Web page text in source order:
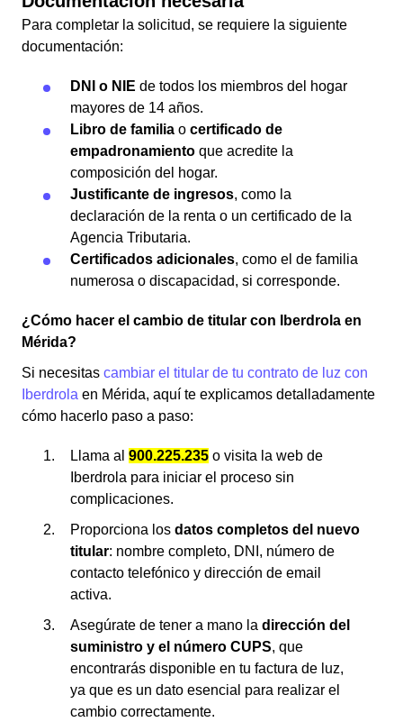
Para completar la solicitud, se requiere la siguiente
documentación:
DNI o NIE de todos los miembros del hogar
mayores de 14 años.
Libro de familia o certificado de
empadronamiento que acredite la
composición del hogar.
Justificante de ingresos, como la
declaración de la renta o un certificado de la
Agencia Tributaria.
Certificados adicionales, como el de familia
numerosa o discapacidad, si corresponde.
¿Cómo hacer el cambio de titular con Iberdrola en
Mérida?
Si necesitas cambiar el titular de tu contrato de luz con
Iberdrola en Mérida, aquí te explicamos detalladamente
cómo hacerlo paso a paso:
Llama al 900.225.235 o visita la web de
Iberdrola para iniciar el proceso sin
complicaciones.
Proporciona los datos completos del nuevo
titular: nombre completo, DNI, número de
contacto telefónico y dirección de email
activa.
Asegúrate de tener a mano la dirección del
suministro y el número CUPS, que
encontrarás disponible en tu factura de luz,
ya que es un dato esencial para realizar el
cambio correctamente.